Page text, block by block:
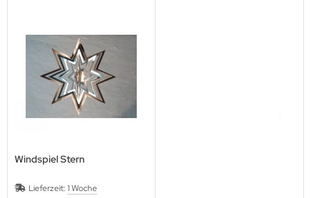
Windspiel Stern
Lieferzeit: 1 Woche